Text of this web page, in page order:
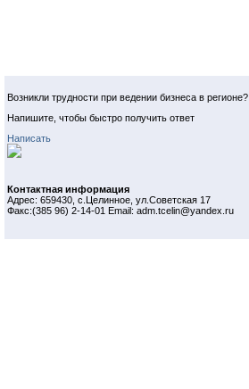
Возникли трудности при ведении бизнеса в регионе?
Напишите, чтобы быстро получить ответ
Написать
Контактная информация
Адрес: 659430, с.Целинное, ул.Советская 17
Факс:(385 96) 2-14-01 Email: adm.tcelin@yandex.ru